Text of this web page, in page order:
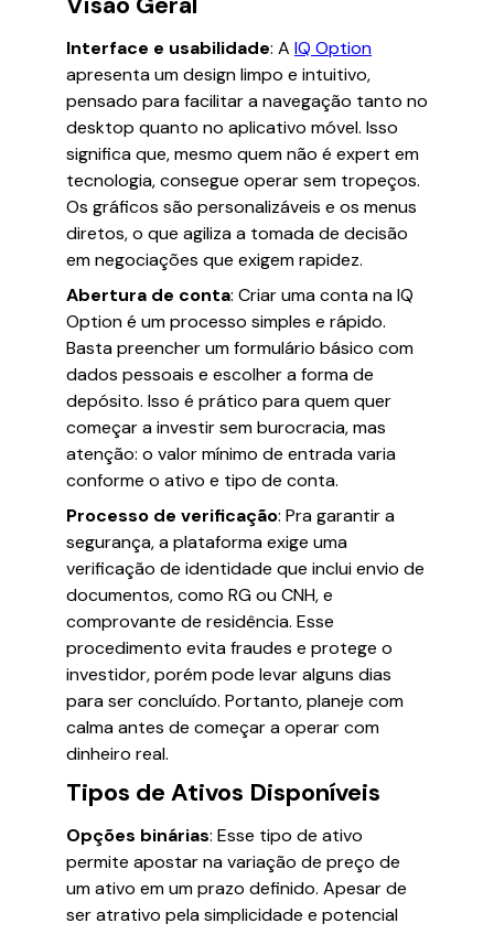
Interface e usabilidade: A IQ Option
apresenta um design limpo e intuitivo,
pensado para facilitar a navegação tanto no
desktop quanto no aplicativo móvel. Isso
significa que, mesmo quem não é expert em
tecnologia, consegue operar sem tropeços.
Os gráficos são personalizáveis e os menus
diretos, o que agiliza a tomada de decisão
em negociações que exigem rapidez.
Abertura de conta: Criar uma conta na IQ
Option é um processo simples e rápido.
Basta preencher um formulário básico com
dados pessoais e escolher a forma de
depósito. Isso é prático para quem quer
começar a investir sem burocracia, mas
atenção: o valor mínimo de entrada varia
conforme o ativo e tipo de conta.
Processo de verificação: Pra garantir a
segurança, a plataforma exige uma
verificação de identidade que inclui envio de
documentos, como RG ou CNH, e
comprovante de residência. Esse
procedimento evita fraudes e protege o
investidor, porém pode levar alguns dias
para ser concluído. Portanto, planeje com
calma antes de começar a operar com
dinheiro real.
Tipos de Ativos Disponíveis
Opções binárias: Esse tipo de ativo
permite apostar na variação de preço de
um ativo em um prazo definido. Apesar de
ser atrativo pela simplicidade e potencial